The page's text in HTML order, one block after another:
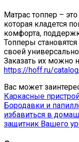
Матрас топпер –
которая кладется
комфорта,
Топперы
своей
Заказать их можно
https://hoff.ru/
Вас может
Каркасные
Бородавки и
избавиться в
защитник Вашего